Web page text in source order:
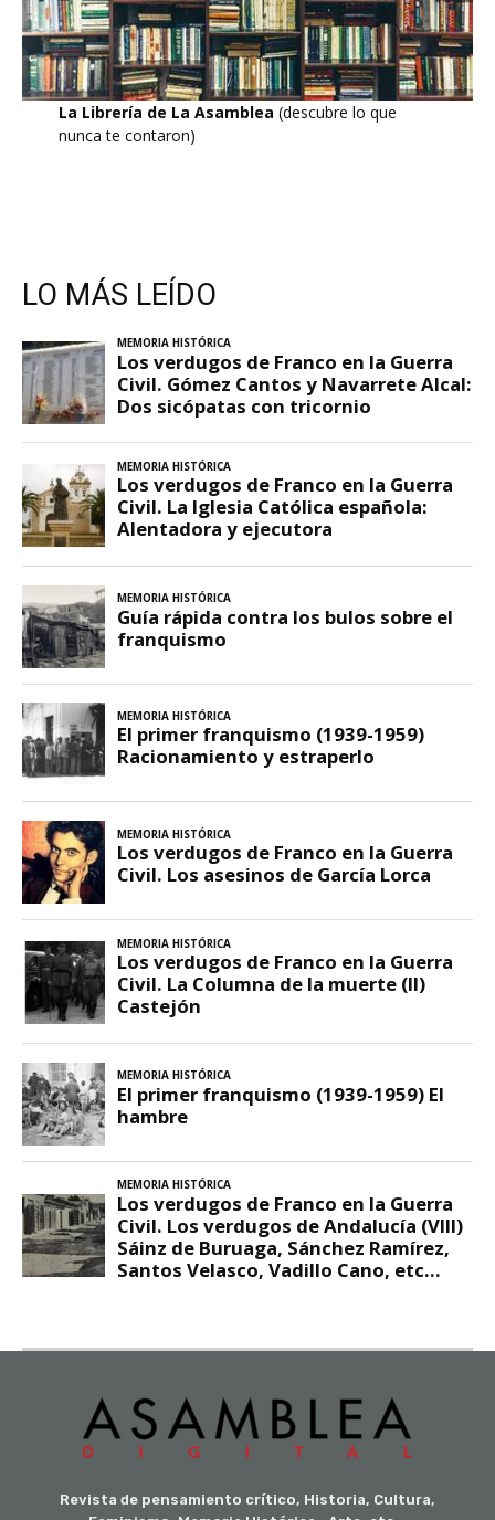
La Librería de La Asamblea (descubre lo que
nunca te contaron)
LO MÁS LEÍDO
Revista de pensamiento crítico, Historia, Cultura,